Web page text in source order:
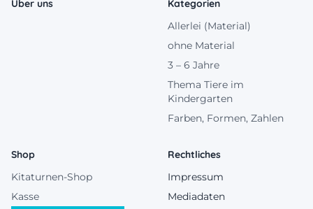
Über uns
Kategorien
Allerlei (Material)
ohne Material
3 – 6 Jahre
Thema Tiere im
Kindergarten
Farben, Formen, Zahlen
Shop
Kitaturnen-Shop
Kasse
Rechtliches
Impressum
Mediadaten